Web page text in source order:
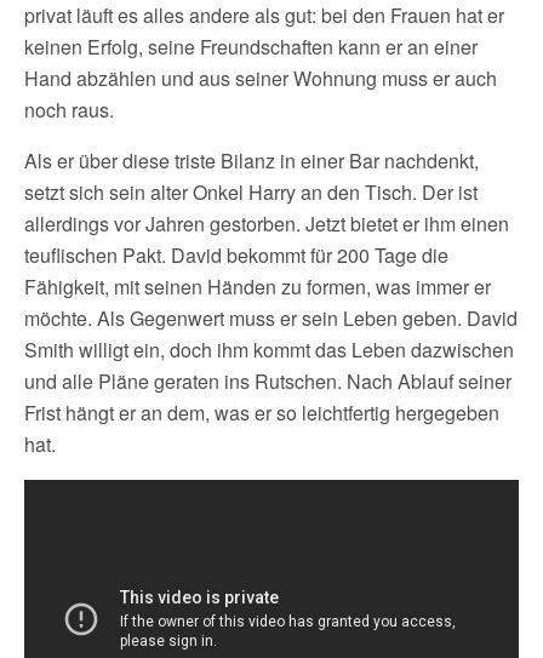
privat läuft es alles andere als gut: bei den Frauen hat er
keinen Erfolg, seine Freundschaften kann er an einer
Hand abzählen und aus seiner Wohnung muss er auch
noch raus.
Als er über diese triste Bilanz in einer Bar nachdenkt,
setzt sich sein alter Onkel Harry an den Tisch. Der ist
allerdings vor Jahren gestorben. Jetzt bietet er ihm einen
teuflischen Pakt. David bekommt für 200 Tage die
Fähigkeit, mit seinen Händen zu formen, was immer er
möchte. Als Gegenwert muss er sein Leben geben. David
Smith willigt ein, doch ihm kommt das Leben dazwischen
und alle Pläne geraten ins Rutschen. Nach Ablauf seiner
Frist hängt er an dem, was er so leichtfertig hergegeben
hat.